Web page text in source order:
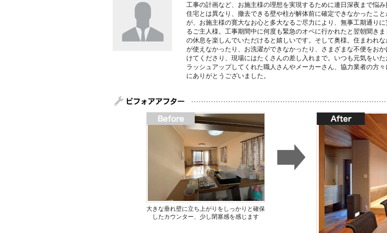
工事の計画など、お施主様の理想を実現するために連日深夜まで悩
住宅とは異なり、撤去できる壁や柱が解体前に確定できなかったこ
が、お施主様の寛大なお心と多大なるご尽力により、無事工期通り
るご主人様。工事期間中に何度も緊急のオペに行かれたと翌朝聞き
の休息を楽しんでいただけると嬉しいです。そして奥様。住まわれ
が使えなかったり、お洗濯ができなかったり、さまざまな不便をお
けてくださり、現場にはたくさんの差し入れまで。いつも元気をい
ラッシュアップしてくれた職人さんやメーカーさん、協力業者の方
にありがとうございました。
大きな垂れ壁に立ち上がりをしっかりと確保
したカウンター、少し閉塞感を感じます